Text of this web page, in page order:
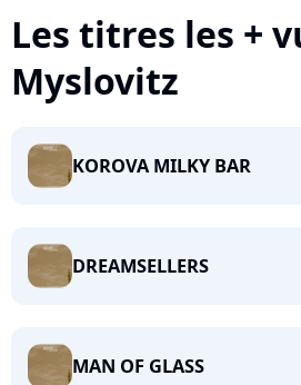
Les titres les +
Myslovitz
KOROVA MILKY BAR
DREAMSELLERS
MAN OF GLASS